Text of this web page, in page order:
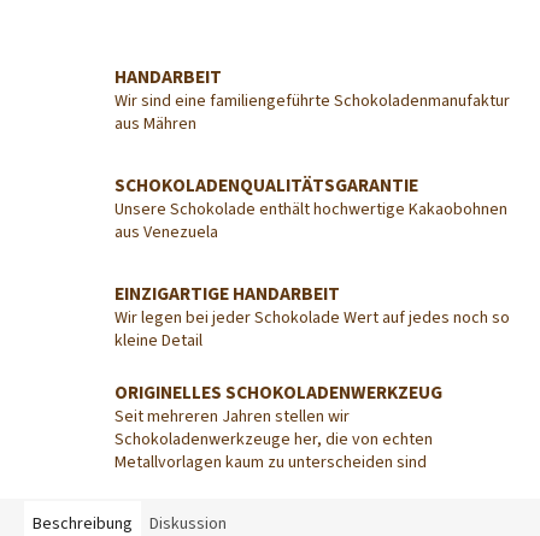
HANDARBEIT
Wir sind eine familiengeführte Schokoladenmanufaktur
aus Mähren
SCHOKOLADENQUALITÄTSGARANTIE
Unsere Schokolade enthält hochwertige Kakaobohnen
aus Venezuela
EINZIGARTIGE HANDARBEIT
Wir legen bei jeder Schokolade Wert auf jedes noch so
kleine Detail
ORIGINELLES SCHOKOLADENWERKZEUG
Seit mehreren Jahren stellen wir
Schokoladenwerkzeuge her, die von echten
Metallvorlagen kaum zu unterscheiden sind
Beschreibung Diskussion